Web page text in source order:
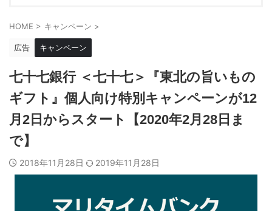
HOME > キャンペーン >
広告 キャンペーン
七十七銀行 ＜七十七＞『東北の旨いもの
ギフト』個人向け特別キャンペーンが12
月2日からスタート【2020年2月28日ま
で】
2018年11月28日 2019年11月28日